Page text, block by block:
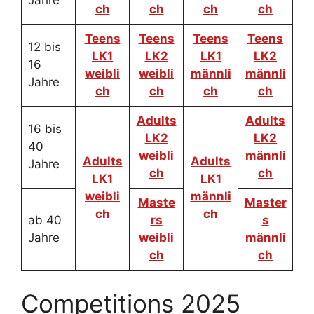
ch
ch
ch
ch
12 bis
16
Jahre
Teens
LK1
weibli
ch
Teens
LK2
weibli
ch
Teens
LK1
männli
ch
Teens
LK2
männli
ch
16 bis
40
Jahre
Adults
LK1
weibli
ch
Adults
LK2
weibli
ch
Adults
LK1
männli
ch
Adults
LK2
männli
ch
ab 40
Jahre
Maste
rs
weibli
ch
Master
s
männli
ch
Competitions 2025